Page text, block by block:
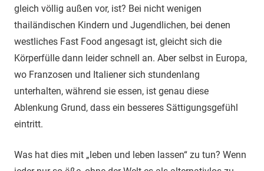
gleich völlig außen vor, ist? Bei nicht wenigen
thailändischen Kindern und Jugendlichen, bei denen
westliches Fast Food angesagt ist, gleicht sich die
Körperfülle dann leider schnell an. Aber selbst in Europa,
wo Franzosen und Italiener sich stundenlang
unterhalten, während sie essen, ist genau diese
Ablenkung Grund, dass ein besseres Sättigungsgefühl
eintritt.
Was hat dies mit „leben und leben lassen“ zu tun? Wenn